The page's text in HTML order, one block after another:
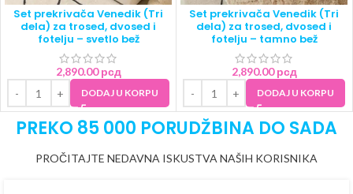
Set prekrivača Venedik (Tri
dela) za trosed, dvosed i
fotelju – svetlo bež
2,890.00рсд
DODAJ U KORPU
Set prekrivača Venedik (Tri
dela) za trosed, dvosed i
fotelju – tamno bež
2,890.00рсд
DODAJ U KORPU
PREKO 85 000 PORUDŽBINA DO SADA
PROČITAJTE NEDAVNA ISKUSTVA NAŠIH KORISNIKA